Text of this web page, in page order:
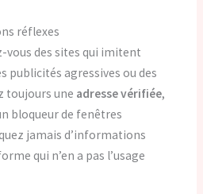
réflexes
vous des sites qui imitent
publicités agressives ou des
toujours une adresse vérifiée,
bloqueur de fenêtres
jamais d’informations
qui n’en a pas l’usage